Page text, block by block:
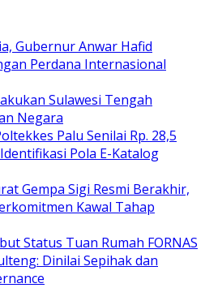
Gubernur Anwar Hafid
Perdana Internasional
Sulawesi Tengah
Negara
Palu Senilai Rp. 28,5
Pola E-Katalog
Gempa Sigi Resmi Berakhir,
Kawal Tahap
Status Tuan Rumah FORNAS
Dinilai Sepihak dan